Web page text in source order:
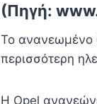
(Πηγή:
Το ανανεωμένο
περισσότερη
Η Opel